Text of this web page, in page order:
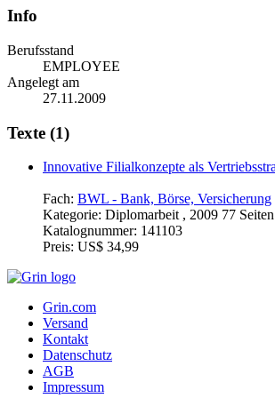
Info
Berufsstand
EMPLOYEE
Angelegt am
27.11.2009
Texte (1)
Innovative Filialkonzepte als
Fach: BWL - Bank, Börse, Versicherung
Kategorie: Diplomarbeit , 2009 77
Katalognummer: 141103
Preis: US$ 34,99
Grin.com
Versand
Kontakt
Datenschutz
AGB
Impressum